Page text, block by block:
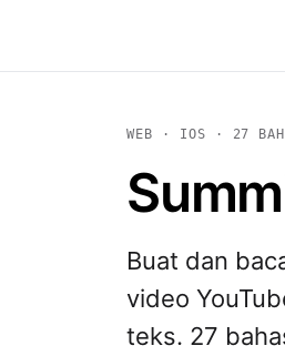
WEB · IOS · 27
Buat dan
video
teks. 27